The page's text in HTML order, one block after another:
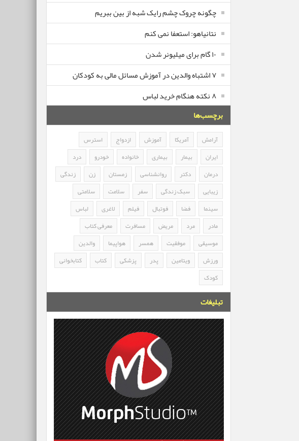
چگونه چروک چشم رایک شبه از بین ببریم
نتانیاهو: استعفا نمی کنم
۱۰ گام برای میلیونر شدن
۷ اشتباه والدین در آموزش مسائل مالی به کودکان
۸ نکته هنگام خرید لباس
برچسب‌ها
آرامش آمریکا آموزش ازدواج
استرس
ایران
بیمار بیماری خانواده خودرو
درد
درمان
دکتر روانشناسی زمستان زن
زندگی
زیبایی
سبک زندگی سفر سلامت
سلامتی
سینما
فضا فوتبال فیلم لاغری
لباس
مادر
مرد مریض مسافرت
معرفی کتاب
موسیقی
موفقیت همسر هواپیما
والدین
ورزش
ویتامین پدر پزشکی کتاب
کتابخوانی
کودک
تبلیغات